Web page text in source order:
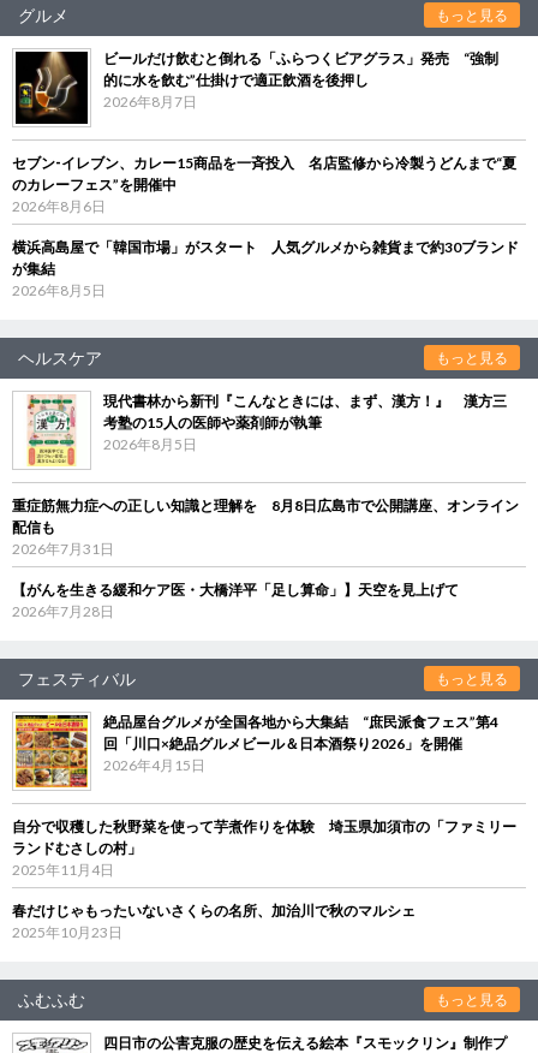
グルメ もっと見る
ビールだけ飲むと倒れる「ふらつくビアグラス」発売 “強制
的に水を飲む”仕掛けで適正飲酒を後押し
2026年8月7日
セブン‐イレブン、カレー15商品を一斉投入 名店監修から冷製うどんまで“夏
のカレーフェス”を開催中
2026年8月6日
横浜高島屋で「韓国市場」がスタート 人気グルメから雑貨まで約30ブランド
が集結
2026年8月5日
ヘルスケア もっと見る
現代書林から新刊『こんなときには、まず、漢方！』 漢方三
考塾の15人の医師や薬剤師が執筆
2026年8月5日
重症筋無力症への正しい知識と理解を 8月8日広島市で公開講座、オンライン
配信も
2026年7月31日
【がんを生きる緩和ケア医・大橋洋平「足し算命」】天空を見上げて
2026年7月28日
フェスティバル もっと見る
絶品屋台グルメが全国各地から大集結 “庶民派食フェス”第4
回「川口×絶品グルメビール＆日本酒祭り2026」を開催
2026年4月15日
自分で収穫した秋野菜を使って芋煮作りを体験 埼玉県加須市の「ファミリー
ランドむさしの村」
2025年11月4日
春だけじゃもったいないさくらの名所、加治川で秋のマルシェ
2025年10月23日
ふむふむ もっと見る
四日市の公害克服の歴史を伝える絵本『スモックリン』制作プ